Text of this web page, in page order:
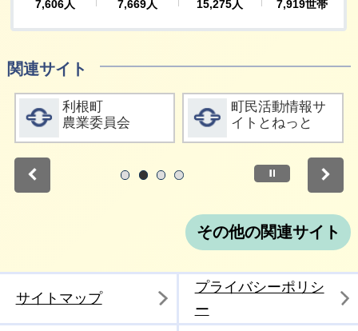
関連サイト
詳細をみる
利根町
農業委員会
詳細をみる
町民活動情報サ
イトとねっと
停止
その他の関連サイト
サイトマップ
プライバシーポリシ
ー